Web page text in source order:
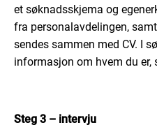
et søknadsskjema og
fra personalavdelingen,
sendes sammen med CV. I
informasjon om hvem du er,
Steg 3 – intervju